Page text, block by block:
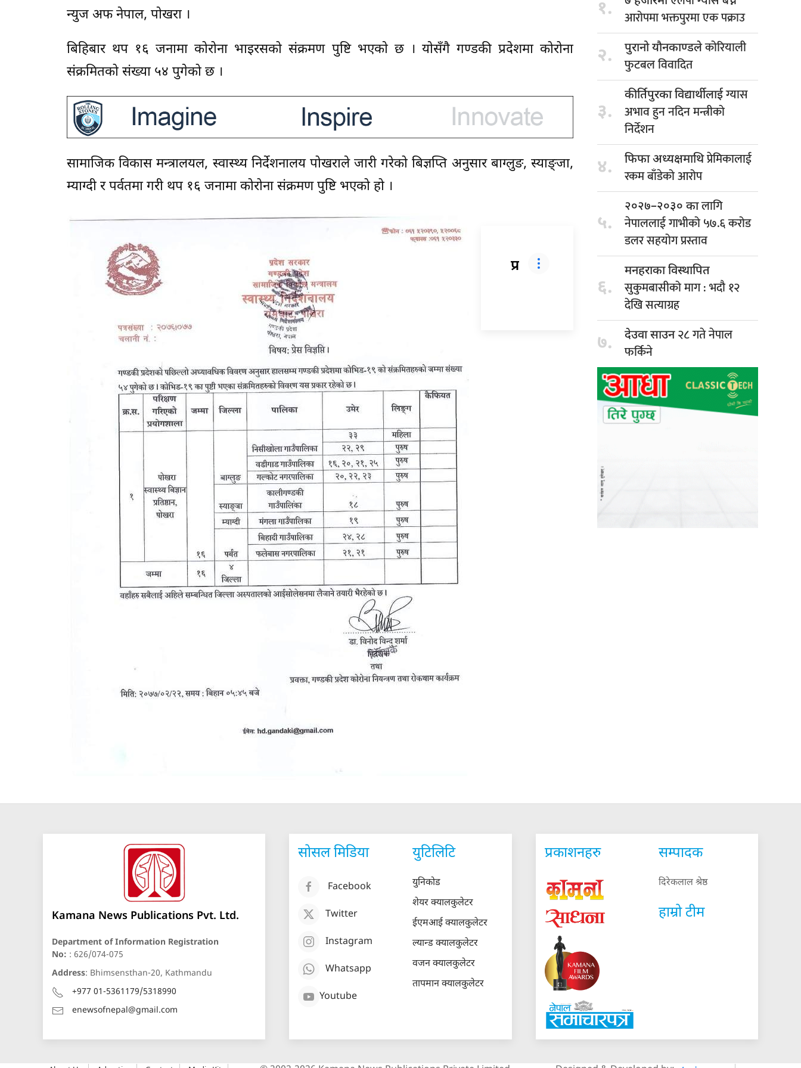
न्युज अफ नेपाल, पाेखरा ।
बिहिबार थप १६ जनामा कोरोना भाइरसको संक्रमण पुष्टि भएकाे छ । याेसँगै गण्डकी प्रदेशमा कोरोना
संक्रमितको संख्या ५४ पुगेको छ ।
सामाजिक विकास मन्त्रालयल, स्वास्थ्य निर्देशनालय पोखराले जारी गरेको बिज्ञप्ति अनुसार बाग्लुङ, स्याङ्जा,
म्याग्दी र पर्वतमा गरी थप १६ जनामा कोरोना संक्रमण पुष्टि भएको हो ।
प्रतिक्रिया
१.
आरोपमा भक्तपुरमा एक पक्राउ
२. पुरानो यौनकाण्डलेकोरियाली
फुटबल विवादित
३.
कीर्तिपुरका विद्यार्थीलाईग्यास
अभाव हुन नदिन मन्त्रीको
निर्देशन
४. फिफा अध्यक्षमाथिप्रेमिकालाई
रकम बाँडेको आरोप
५.
२०२७–२०३० कालागि
नेपाललाई गाभीको ५७.६ करोड
डलर सहयोग प्रस्ताव
६.
मनहराका विस्थापित
सुकुमबासीको माग : भदौ १२
देखि सत्याग्रह
७. देउवा साउन२८ गते नेपाल
फर्किने
Kamana News Publications Pvt. Ltd.
Department of Information Registration
No: : 626/074-075
Address: Bhimsensthan-20, Kathmandu
+977 01-5361179/5318990
enewsofnepal@gmail.com
सोसल मिडिया
Facebook
Twitter
Instagram
Whatsapp
Youtube
युटिलिटि
युनिकोड
शेयर क्यालकुलेटर
ईएमआई क्यालकुलेटर
ल्यान्ड क्यालकुलेटर
वजन क्यालकुलेटर
तापमान क्यालकुलेटर
प्रकाशनहरु सम्पादक
दिरेकलाल श्रेष्ठ
हाम्रो टीम